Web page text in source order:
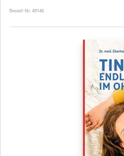
Bestell-Nr. 49146